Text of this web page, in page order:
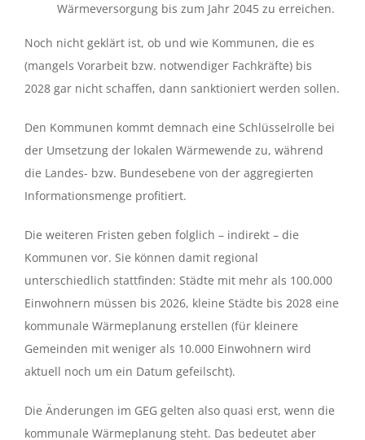
Wärmeversorgung bis zum Jahr 2045 zu erreichen.
Noch nicht geklärt ist, ob und wie Kommunen, die es
(mangels Vorarbeit bzw. notwendiger Fachkräfte) bis
2028 gar nicht schaffen, dann sanktioniert werden sollen.
Den Kommunen kommt demnach eine Schlüsselrolle bei
der Umsetzung der lokalen Wärmewende zu, während
die Landes- bzw. Bundesebene von der aggregierten
Informationsmenge profitiert.
Die weiteren Fristen geben folglich – indirekt – die
Kommunen vor. Sie können damit regional
unterschiedlich stattfinden: Städte mit mehr als 100.000
Einwohnern müssen bis 2026, kleine Städte bis 2028 eine
kommunale Wärmeplanung erstellen (für kleinere
Gemeinden mit weniger als 10.000 Einwohnern wird
aktuell noch um ein Datum gefeilscht).
Die Änderungen im GEG gelten also quasi erst, wenn die
kommunale Wärmeplanung steht. Das bedeutet aber